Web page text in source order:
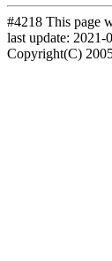
#4218 This page
last update: 2021-
Copyright(C)